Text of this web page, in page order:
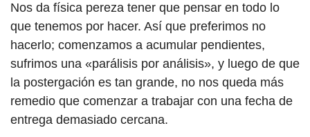
Nos da física pereza tener que pensar en todo lo
que tenemos por hacer. Así que preferimos no
hacerlo; comenzamos a acumular pendientes,
sufrimos una «parálisis por análisis», y luego de que
la postergación es tan grande, no nos queda más
remedio que comenzar a trabajar con una fecha de
entrega demasiado cercana.